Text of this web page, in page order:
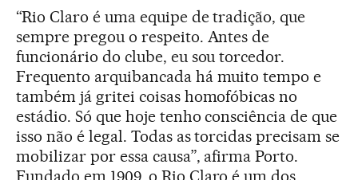
“Rio Claro é uma equipe de tradição, que
sempre pregou o respeito. Antes de
funcionário do clube, eu sou torcedor.
Frequento arquibancada há muito tempo e
também já gritei coisas homofóbicas no
estádio. Só que hoje tenho consciência de que
isso não é legal. Todas as torcidas precisam se
mobilizar por essa causa”, afirma Porto.